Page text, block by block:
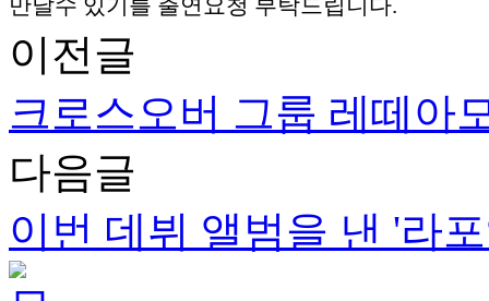
만날수 있기를 출연요청 부탁드립니다.
이전글
크로스오버 그룹 레떼아
다음글
이번 데뷔 앨범을 낸 '라